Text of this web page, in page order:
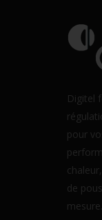
Digitel
pour
de
mesure.